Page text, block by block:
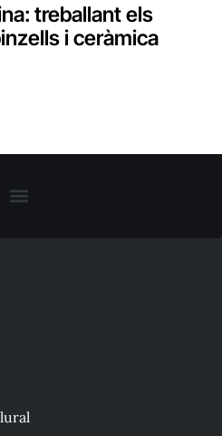
treballant els
i ceràmica